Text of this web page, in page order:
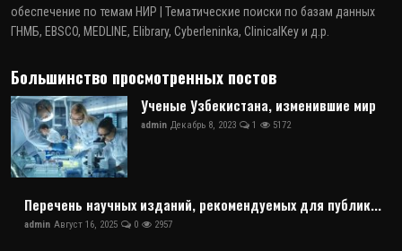
обеспечение по темам НИР | Тематические поиски по базам данных
ГНМБ, EBSCO, MEDLINE, Elibrary, Cyberleninka, ClinicalKey и д.р.
Большинство просмотренных постов
Ученые Узбекистана, изменившие мир
admin Декабрь 8, 2023 1 5172
Перечень научных изданий, рекомендуемых для публик...
admin Август 16, 2025 0 2957